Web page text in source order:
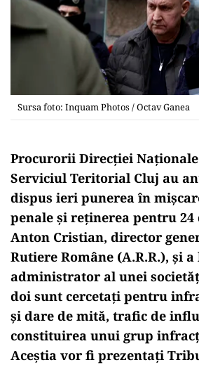
Sursa foto: Inquam Photos / Octav Ganea
Procurorii Direcției
Serviciul Teritorial Cluj au
dispus ieri punerea în
penale și reținerea pentru 24
Anton Cristian, director
Rutiere Române (A.R.R.), și a
administrator al unei
doi sunt cercetați pentru
și dare de mită, trafic de
constituirea unui grup
Aceștia vor fi prezentați